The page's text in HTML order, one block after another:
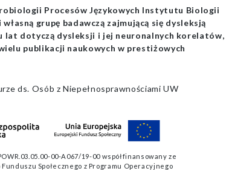
Procesów Językowych Instytutu Biologii
grupę badawczą zajmującą się dysleksją
lat dotyczą dysleksji i jej neuronalnych korelatów,
publikacji naukowych w prestiżowych
ds. Osób z Niepełnosprawnościami UW
00-A067/19-00 współfinansowany ze
Społecznego z Programu Operacyjnego